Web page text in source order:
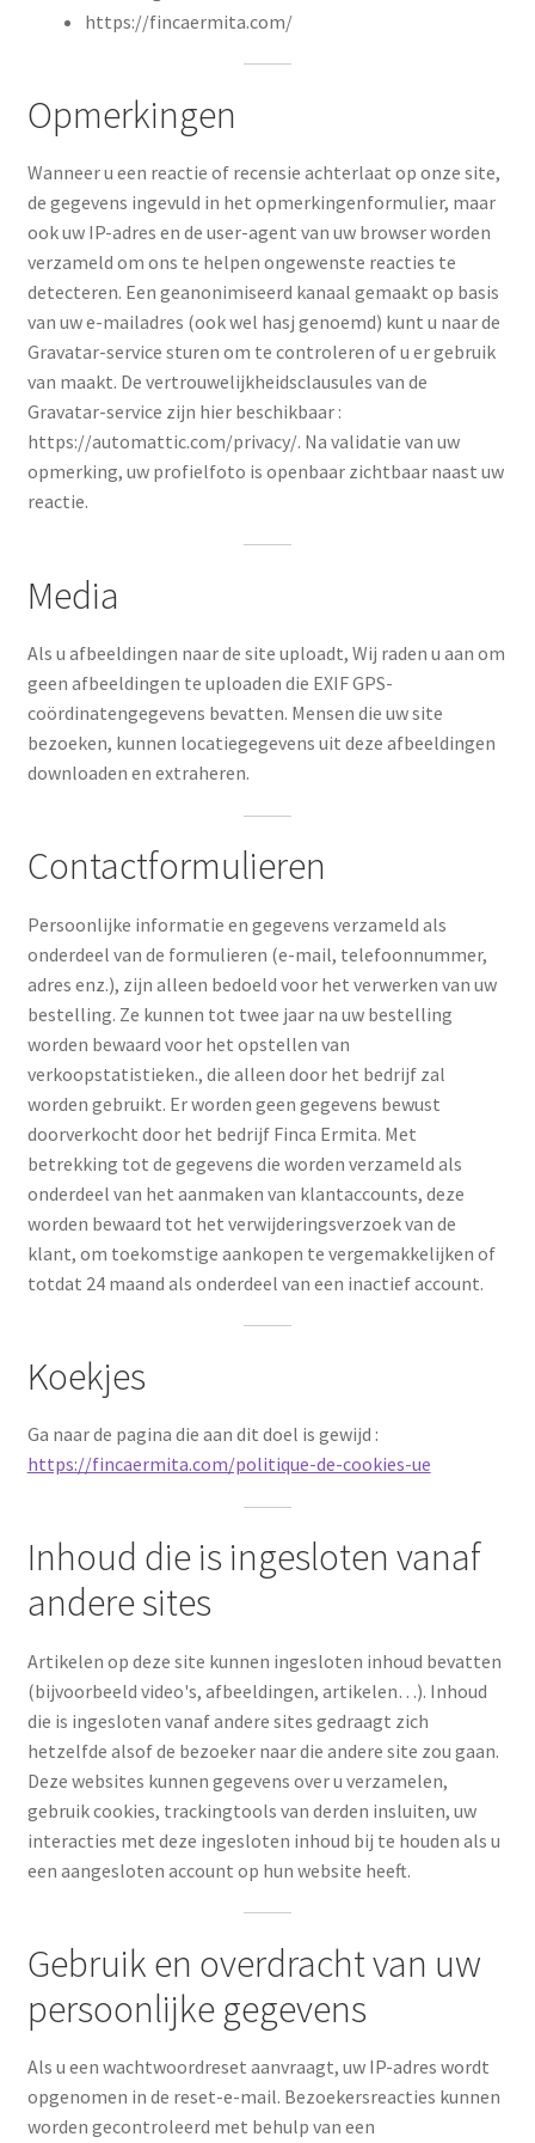
https://fincaermita.com/
Opmerkingen
Wanneer u een reactie of recensie achterlaat op onze site,
de gegevens ingevuld in het opmerkingenformulier, maar
ook uw IP-adres en de user-agent van uw browser worden
verzameld om ons te helpen ongewenste reacties te
detecteren. Een geanonimiseerd kanaal gemaakt op basis
van uw e-mailadres (ook wel hasj genoemd) kunt u naar de
Gravatar-service sturen om te controleren of u er gebruik
van maakt. De vertrouwelijkheidsclausules van de
Gravatar-service zijn hier beschikbaar :
https://automattic.com/privacy/. Na validatie van uw
opmerking, uw profielfoto is openbaar zichtbaar naast uw
reactie.
Media
Als u afbeeldingen naar de site uploadt, Wij raden u aan om
geen afbeeldingen te uploaden die EXIF ​​GPS-
coördinatengegevens bevatten. Mensen die uw site
bezoeken, kunnen locatiegegevens uit deze afbeeldingen
downloaden en extraheren.
Contactformulieren
Persoonlijke informatie en gegevens verzameld als
onderdeel van de formulieren (e-mail, telefoonnummer,
adres enz.), zijn alleen bedoeld voor het verwerken van uw
bestelling. Ze kunnen tot twee jaar na uw bestelling
worden bewaard voor het opstellen van
verkoopstatistieken., die alleen door het bedrijf zal
worden gebruikt. Er worden geen gegevens bewust
doorverkocht door het bedrijf Finca Ermita. Met
betrekking tot de gegevens die worden verzameld als
onderdeel van het aanmaken van klantaccounts, deze
worden bewaard tot het verwijderingsverzoek van de
klant, om toekomstige aankopen te vergemakkelijken of
totdat 24 maand als onderdeel van een inactief account.
Koekjes
Ga naar de pagina die aan dit doel is gewijd :
https://fincaermita.com/politique-de-cookies-ue
Inhoud die is ingesloten vanaf
andere sites
Artikelen op deze site kunnen ingesloten inhoud bevatten
(bijvoorbeeld video's, afbeeldingen, artikelen…). Inhoud
die is ingesloten vanaf andere sites gedraagt ​​zich
hetzelfde alsof de bezoeker naar die andere site zou gaan.
Deze websites kunnen gegevens over u verzamelen,
gebruik cookies, trackingtools van derden insluiten, uw
interacties met deze ingesloten inhoud bij te houden als u
een aangesloten account op hun website heeft.
Gebruik en overdracht van uw
persoonlijke gegevens
Als u een wachtwoordreset aanvraagt, uw IP-adres wordt
opgenomen in de reset-e-mail. Bezoekersreacties kunnen
worden gecontroleerd met behulp van een